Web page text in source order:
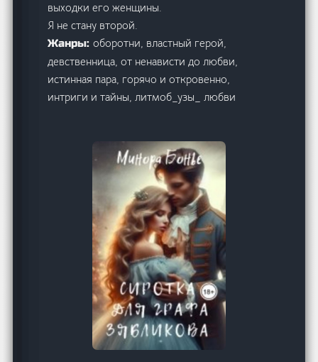
выходки его женщины.
Я не стану второй.
Жанры:оборотни, властный герой,
девственница, от ненависти до любви,
истинная пара, горячо и откровенно,
интриги и тайны, литмоб_узы_ любви